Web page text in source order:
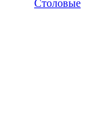
Столовые